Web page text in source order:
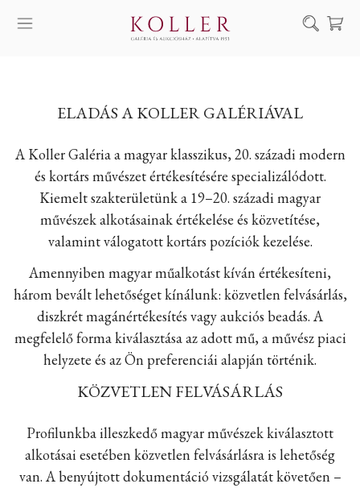
MŰVÉSZEINK
ALKOTÁSOK
AUKCIÓ
KIÁLLÍTÁSAINK
HÍREINK
RÓLUNK
EN
DE
Keresés
ELADÁS A KOLLER GALÉRIÁVAL
A Koller Galéria a magyar klasszikus, 20. századi modern
és kortárs művészet értékesítésére specializálódott.
Kiemelt szakterületünk a 19–20. századi magyar
művészek alkotásainak értékelése és közvetítése,
valamint válogatott kortárs pozíciók kezelése.
Amennyiben magyar műalkotást kíván értékesíteni,
három bevált lehetőséget kínálunk: közvetlen felvásárlás,
diszkrét magánértékesítés vagy aukciós beadás. A
megfelelő forma kiválasztása az adott mű, a művész piaci
helyzete és az Ön preferenciái alapján történik.
KÖZVETLEN FELVÁSÁRLÁS
Profilunkba illeszkedő magyar művészek kiválasztott
alkotásai esetében közvetlen felvásárlásra is lehetőség
van. A benyújtott dokumentáció vizsgálatát követően –